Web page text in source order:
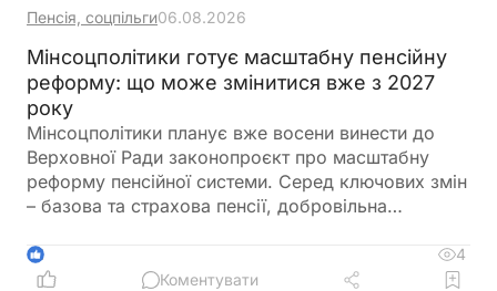
Пенсія, соцпільги06.08.2026
Мінсоцполітики готує масштабну пенсійну
реформу: що може змінитися вже з 2027
року
Мінсоцполітики планує вже восени винести до
Верховної Ради законопроєкт про масштабну
реформу пенсійної системи. Серед ключових змін
– базова та страхова пенсії, добровільна
спеціальних пенсій і поетапне впровадження
реформи з 2027 року
1
4
Коментувати